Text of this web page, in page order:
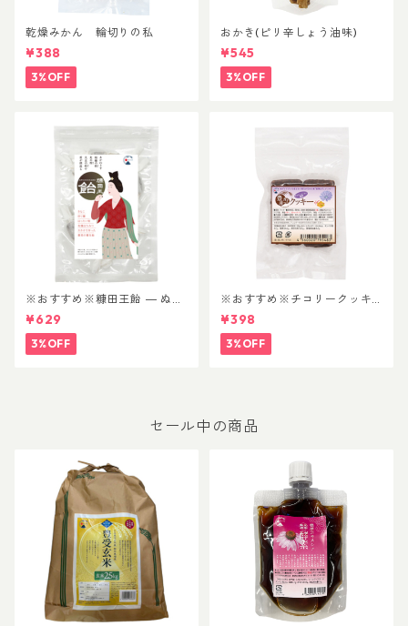
乾燥みかん 輪切りの私
¥388
3%OFF
おかき(ピリ辛しょう油味)
¥545
3%OFF
※おすすめ※糠田王飴 ― ぬか
たのおおきみあめ —
¥629
3%OFF
※おすすめ※チコリークッキ
ー（はちみつ入り）チコリー
珈琲風味_6個入
¥398
3%OFF
セール中の商品